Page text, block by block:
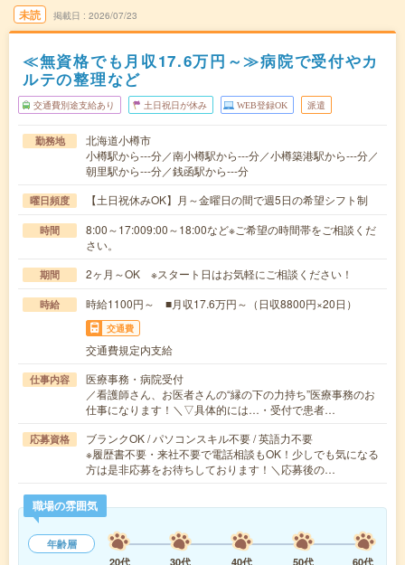
未読 掲載日 2026/07/23
≪無資格でも月収17.6万円～≫病院で受付やカ
ルテの整理など
交通費別途支給あり 土日祝日が休み WEB登録OK 派遣
勤務地
北海道小樽市
小樽駅から---分／南小樽駅から---分／小樽築港駅から---分／
朝里駅から---分／銭函駅から---分
曜日頻度 【土日祝休みOK】月～金曜日の間で週5日の希望シフト制
時間
8:00～17:009:00～18:00など※ご希望の時間帯をご相談くだ
さい。
期間 2ヶ月～OK ※スタート日はお気軽にご相談ください！
時給 時給1100円～ ■月収17.6万円～（日収8800円×20日）
交通費
交通費規定内支給
仕事内容
医療事務・病院受付
／看護師さん、お医者さんの“縁の下の力持ち”医療事務のお
仕事になります！＼▽具体的には…・受付で患者…
応募資格
ブランクOK / パソコンスキル不要 / 英語力不要
※履歴書不要・来社不要で電話相談もOK！少しでも気になる
方は是非応募をお待ちしております！＼応募後の…
職場の雰囲気
年齢層
20代
30代 40代 50代
60代